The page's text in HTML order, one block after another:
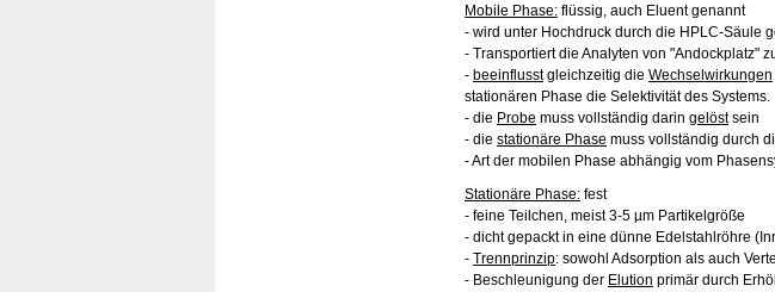
Mobile Phase: flüssig, auch Eluent genannt
- wird unter Hochdruck durch die HPLC-Säule
- Transportiert die Analyten von "Andockplatz"
- beeinflusstgleichzeitig die Wechselwirkungen
stationären Phase die Selektivität des Systems.
- die Probe muss vollständig darin gelöstsein
- die stationäre Phase muss vollständig durch
- Art der mobilen Phase abhängig vom
Stationäre Phase: fest
- feine Teilchen, meist 3-5 µm Partikelgröße
- dicht gepackt in eine dünne Edelstahlröhre
- Trennprinzip: sowohl Adsorption als auch
- Beschleunigung der Elution primär durch